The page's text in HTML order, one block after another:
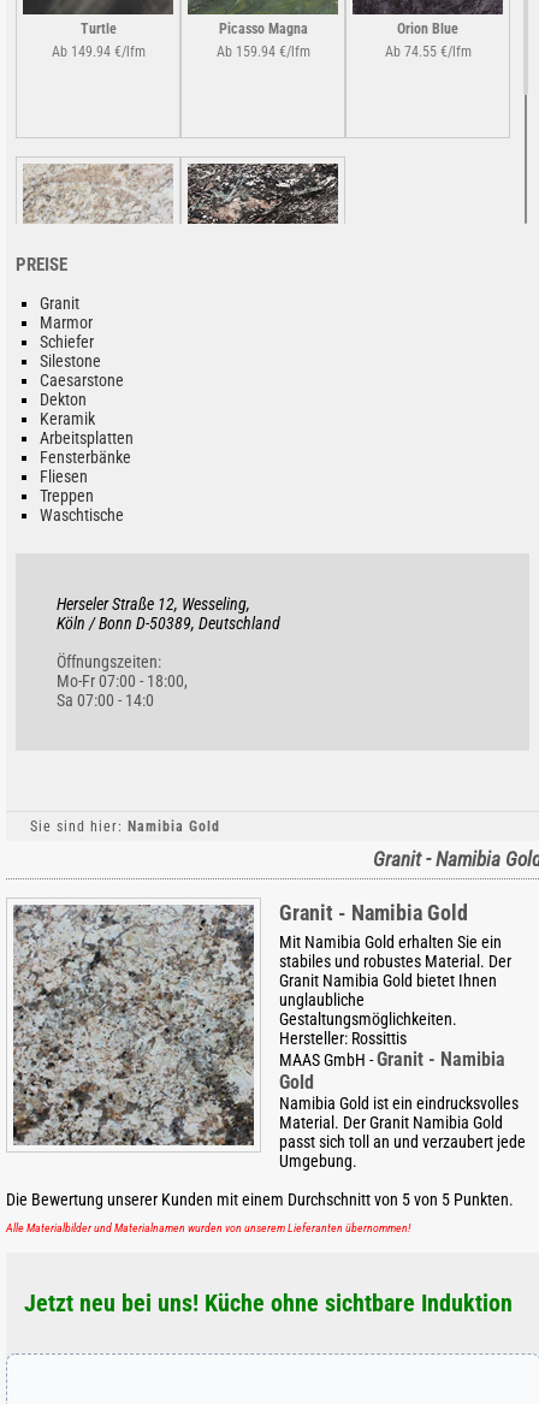
Turtle
Ab 149.94 €/lfm
Picasso Magna
Ab 159.94 €/lfm
Orion Blue
Ab 74.55 €/lfm
Sierra Granada
PREISE
Granit
Marmor
Schiefer
Silestone
Caesarstone
Dekton
Keramik
Arbeitsplatten
Fensterbänke
Fliesen
Treppen
Waschtische
Herseler Straße 12, Wesseling,
Köln / Bonn D-50389, Deutschland
Öffnungszeiten:
Mo-Fr 07:00 - 18:00,
Sa 07:00 - 14:0
Sie sind hier: Namibia Gold
Granit - Namibia
Granit - Namibia Gold
Mit Namibia Gold erhalten Sie ein
stabiles und robustes Material. Der
Granit Namibia Gold bietet Ihnen
unglaubliche
Gestaltungsmöglichkeiten.
Hersteller: Rossittis
MAAS GmbH -Granit - Namibia
Gold
Namibia Gold ist ein eindrucksvolles
Material. Der Granit Namibia Gold
passt sich toll an und verzaubert jede
Umgebung.
Die Bewertung unserer Kunden mit einem Durchschnitt von 5von 5 Punkten.
Alle Materialbilder und Materialnamen wurden von unserem Lieferanten übernommen!
Jetzt neu bei uns! Küche ohne sichtbare Induktion